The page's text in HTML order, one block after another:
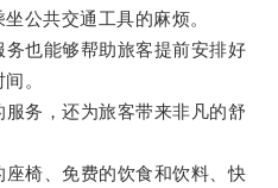
公共交通工具的麻烦。
也能够帮助旅客提前安排好
。
务，还为旅客带来非凡的舒
椅、免费的饮食和饮料、快